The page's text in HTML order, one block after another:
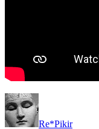
Re*Pikir